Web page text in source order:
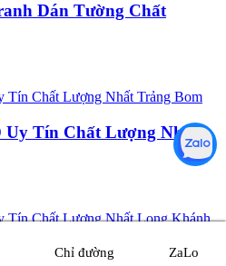
Dán Tường Chất
Uy Tín Chất Lượng Nhất
Uy Tín Chất Lượng Nhất
Chỉ đường ZaLo